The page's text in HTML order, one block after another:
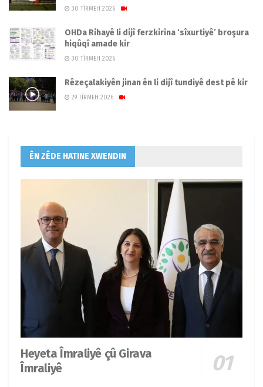
30 TÎRMEH 2026
OHDa Rihayê li dijî ferzkirina ‘sîxurtiyê’ broşura
hiqûqî amade kir
30 TÎRMEH 2026
Rêzeçalakiyên jinan ên li dijî tundiyê dest pê kir
29 TÎRMEH 2026
ÊN ZÊDE HATINE XWENDIN
Heyeta Îmraliyê çû Girava
Îmraliyê